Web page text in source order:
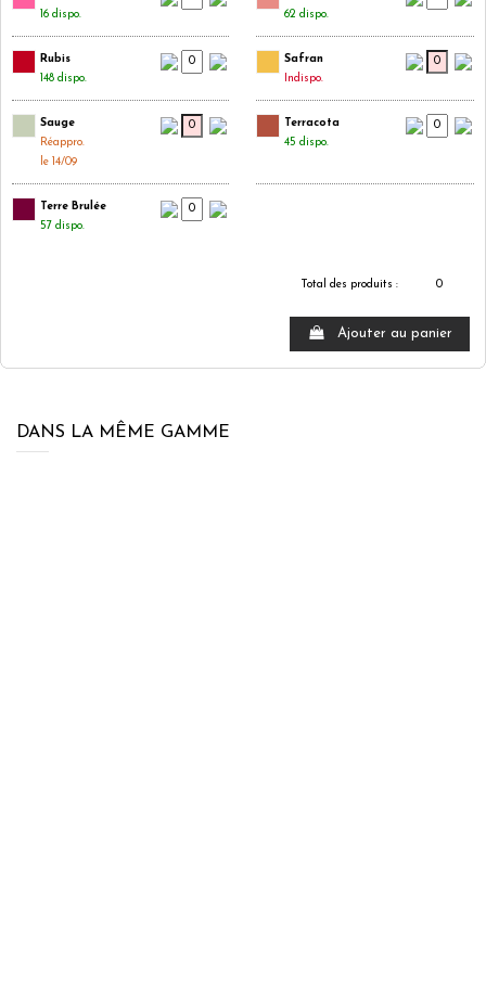
16 dispo.
62 dispo.
Rubis
148 dispo.
Safran
Indispo.
Sauge
Réappro.
le 14/09
Terracota
45 dispo.
Terre Brulée
57 dispo.
Total des produits : 0
Ajouter au panier
DANS LA MÊME GAMME